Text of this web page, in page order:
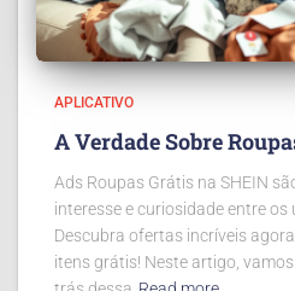
APLICATIVO
A Verdade Sobre
Ads Roupas Grátis na SHEIN
interesse e curiosidade entre
Descubra ofertas incríveis
itens grátis! Neste artigo,